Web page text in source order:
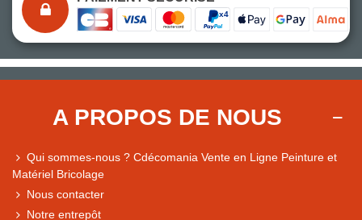
A PROPOS DE NOUS
Qui sommes-nous ? Cdécomania Vente en Ligne Peinture et
Matériel Bricolage
Nous contacter
Notre entrepôt